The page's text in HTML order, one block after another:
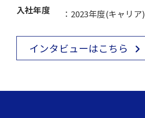
入社年度
：2023年度(キャリア)
インタビューはこちら